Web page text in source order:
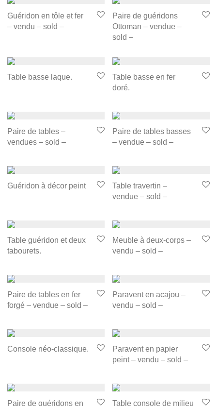
Guéridon en tôle et fer
– vendu – sold –
Paire de guéridons
Ottoman – vendue –
sold –
Table basse laque.
Table basse en fer
doré.
Paire de tables –
vendues – sold –
Paire de tables basses
– vendue – sold –
Guéridon à décor peint
Table travertin –
vendue – sold –
Table guéridon et deux
tabourets.
Meuble à deux-corps –
vendu – sold –
Paire de tables en fer
forgé – vendue – sold –
Paravent en acajou –
vendu – sold –
Console néo-classique.
Paravent en papier
peint – vendu – sold –
Paire de guéridons en Table console de milieu